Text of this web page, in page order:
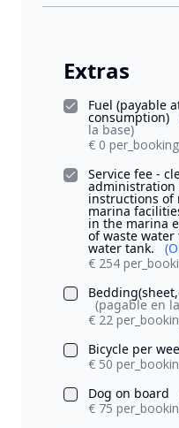
Extras
Fuel (payable
consumption)
la base)
€ 0 per_booking
Service fee -
administration
instructions of
marina
in the marina
of waste
water tank.
€ 254
(pagable en
€ 22
Bicycle per
€ 50
Dog on board
€ 75